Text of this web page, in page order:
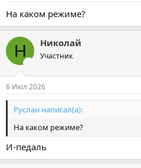
На каком режиме?
Н Николай
Участник
6 Июл 2026
Руслан написал(а):
На каком режиме?
И-педаль